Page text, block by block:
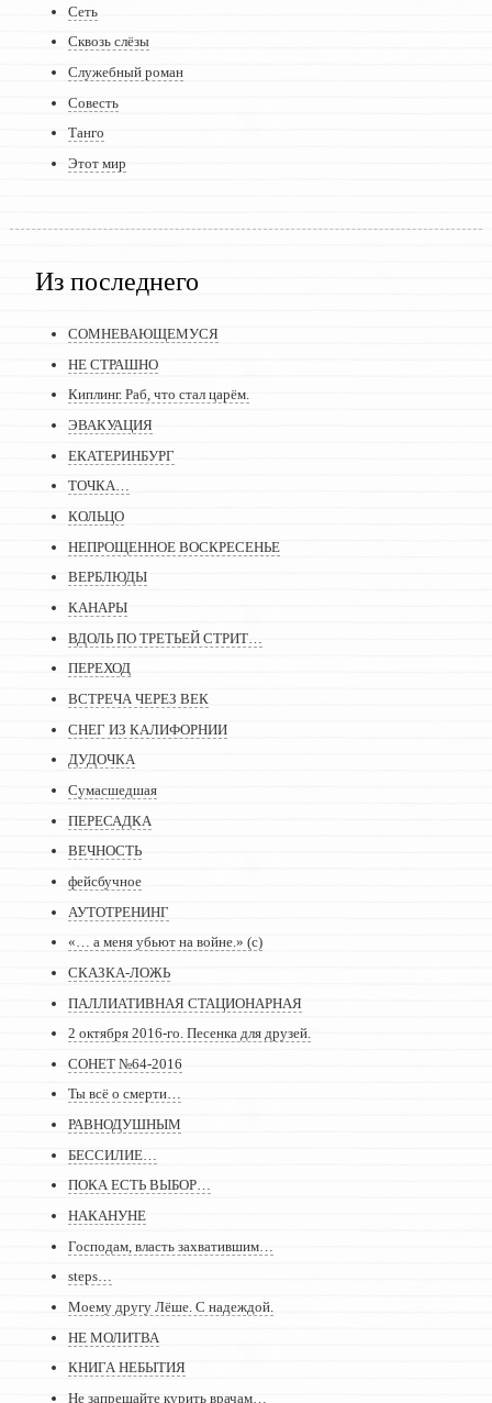
Сеть
Сквозь слёзы
Служебный роман
Совесть
Танго
Этот мир
Из последнего
СОМНЕВАЮЩЕМУСЯ
НЕ СТРАШНО
Киплинг. Раб, что стал царём.
ЭВАКУАЦИЯ
ЕКАТЕРИНБУРГ
ТОЧКА…
КОЛЬЦО
НЕПРОЩЕННОЕ ВОСКРЕСЕНЬЕ
ВЕРБЛЮДЫ
КАНАРЫ
ВДОЛЬ ПО ТРЕТЬЕЙ СТРИТ…
ПЕРЕХОД
ВСТРЕЧА ЧЕРЕЗ ВЕК
СНЕГ ИЗ КАЛИФОРНИИ
ДУДОЧКА
Сумасшедшая
ПЕРЕСАДКА
ВЕЧНОСТЬ
фейсбучное
АУТОТРЕНИНГ
«… а меня убьют на войне.» (с)
СКАЗКА-ЛОЖЬ
ПАЛЛИАТИВНАЯ СТАЦИОНАРНАЯ
2 октября 2016-го. Песенка для друзей.
СОНЕТ №64-2016
Ты всё о смерти…
РАВНОДУШНЫМ
БЕССИЛИЕ…
ПОКА ЕСТЬ ВЫБОР…
НАКАНУНЕ
Господам, власть захватившим…
steps…
Моему другу Лёше. С надеждой.
НЕ МОЛИТВА
КНИГА НЕБЫТИЯ
Не запрещайте курить врачам…